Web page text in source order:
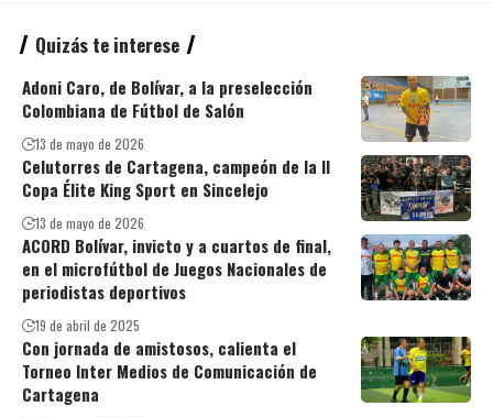
Quizás te interese
Adoni Caro, de Bolívar, a la preselección
Colombiana de Fútbol de Salón
13 de mayo de 2026
Celutorres de Cartagena, campeón de la II
Copa Élite King Sport en Sincelejo
13 de mayo de 2026
ACORD Bolívar, invicto y a cuartos de final,
en el microfútbol de Juegos Nacionales de
periodistas deportivos
19 de abril de 2025
Con jornada de amistosos, calienta el
Torneo Inter Medios de Comunicación de
Cartagena